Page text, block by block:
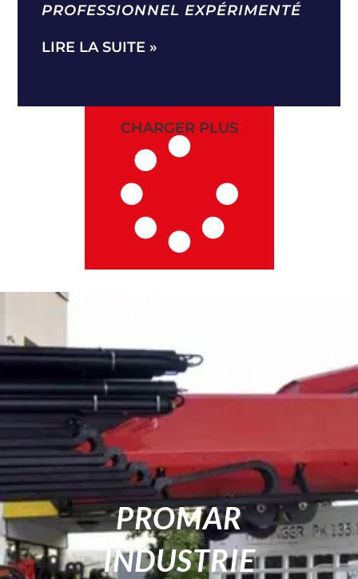
PROFESSIONNEL EXPÉRIMENTÉ
LIRE LA SUITE »
CHARGER PLUS
PROMAR
INDUSTRIE